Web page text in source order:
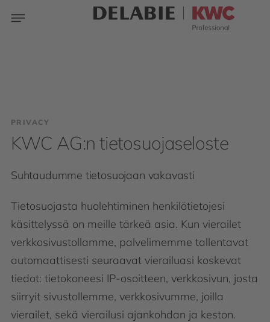
PRIVACY
KWC AG:n tietosuojaseloste
Suhtaudumme tietosuojaan vakavasti
Tietosuojasta huolehtiminen henkilötietojesi
käsittelyssä on meille tärkeä asia. Kun vierailet
verkkosivustollamme, palvelimemme tallentavat
automaattisesti seuraavat vierailuasi koskevat
tiedot: tietokoneesi IP-osoitteen, verkkosivun, josta
siirryit sivustollemme, verkkosivumme, joilla
vierailet, sekä vierailusi ajankohdan ja keston.